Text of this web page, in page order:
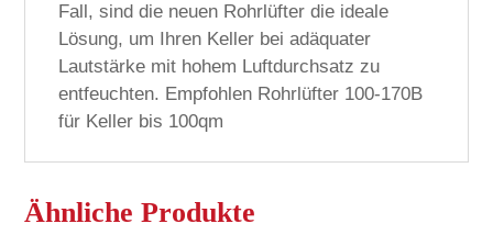
Fall, sind die neuen Rohrlüfter die ideale
Lösung, um Ihren Keller bei adäquater
Lautstärke mit hohem Luftdurchsatz zu
entfeuchten. Empfohlen Rohrlüfter 100-170B
für Keller bis 100qm
Ähnliche Produkte